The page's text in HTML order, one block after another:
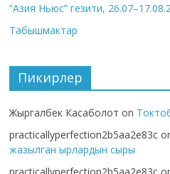
“Азия Ньюс” гезити,
Табышмактар
Пикирлер
Жыргалбек Касаболот on
practicallyperfection2b5aa2e83c
жазылган ырлардын сыры